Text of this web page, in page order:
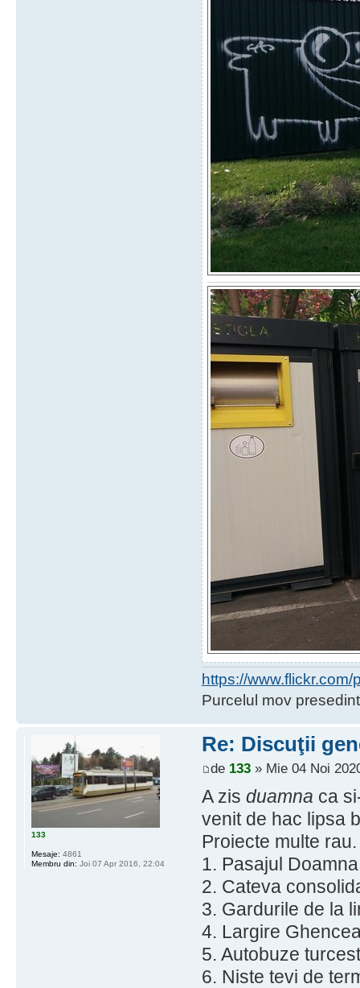
https://
Purcelul mov
Re: Discuţii
de 133» Mie 04 Noi
A zis duamna ca
venit de hac lipsa
Proiecte multe
1. Pasajul
2. Cateva
3. Gardurile de la
4. Largire
5. Autobuze
6. Niste tevi de
133
Mesaje: 4861
Membru din: Joi 07 Apr 2016, 22:04